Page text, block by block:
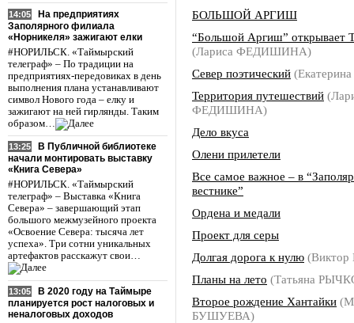
14:05
На предприятиях
Заполярного филиала
«Норникеля» зажигают елки
#НОРИЛЬСК. «Таймырский
телеграф» – По традиции на
предприятиях-передовиках в день
выполнения плана устанавливают
символ Нового года – елку и
зажигают на ней гирлянды. Таким
образом…
13:25
В Публичной библиотеке
начали монтировать выставку
«Книга Севера»
#НОРИЛЬСК. «Таймырский
телеграф» – Выставка «Книга
Севера» – завершающий этап
большого межмузейного проекта
«Освоение Севера: тысяча лет
успеха». Три сотни уникальных
артефактов расскажут свои…
13:05
В 2020 году на Таймыре
планируется рост налоговых и
неналоговых доходов
БОЛЬШОЙ АРГИШ
“Большой Аргиш” открывает
(Лариса ФЕДИШИНА)
Север поэтический
Территория путешествий
ФЕДИШИНА)
Дело вкуса
Олени прилетели
Все самое важное – в
вестнике”
Ордена и медали
Проект для серы
Долгая дорога к нулю
Планы на лето (Татьяна
Второе рождение Хантайки
БУШУЕВА)